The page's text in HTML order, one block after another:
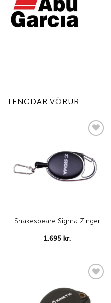
TENGDAR VÖRUR
Shakespeare Sigma Zinger
1.695 kr.
wishlist